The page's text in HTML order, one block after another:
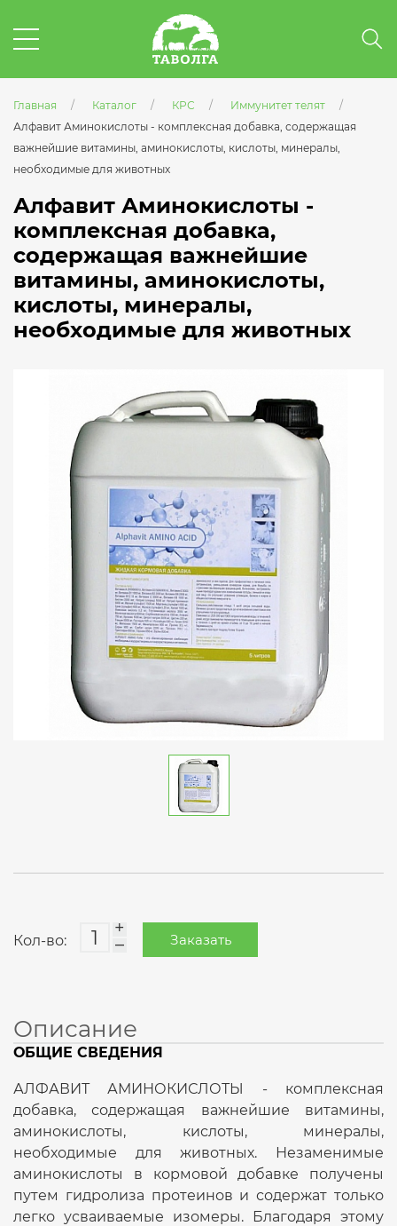
Главная Каталог КРС
Иммунитет телят
Алфавит Аминокислоты - комплексная добавка, содержащая
важнейшие витамины, аминокислоты, кислоты, минералы,
необходимые для животных
Алфавит Аминокислоты -
комплексная добавка,
содержащая важнейшие
витамины, аминокислоты,
кислоты, минералы,
необходимые для животных
Кол-во:
+
– Заказать
Описание
ОБЩИЕ СВЕДЕНИЯ
АЛФАВИТ АМИНОКИСЛОТЫ - комплексная
добавка, содержащая важнейшие витамины,
аминокислоты, кислоты, минералы,
необходимые для животных. Незаменимые
аминокислоты в кормовой добавке получены
путем гидролиза протеинов и содержат только
легко усваиваемые изомеры. Благодаря этому